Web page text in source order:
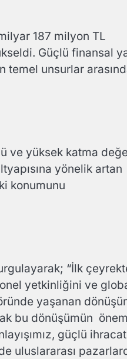
187 milyon TL
Güçlü finansal
temel unsurlar
ve yüksek katma
yönelik artan
konumunu
“İlk
yetkinliğini ve
yaşanan
bu dönüşümün
güçlü ihracat
uluslararası